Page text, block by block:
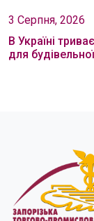
3 Серпня, 2026
В Україні
для